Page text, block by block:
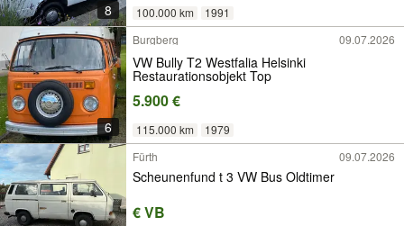
8 100.000 km 1991
6
Burgberg 09.07.2026
VW Bully T2 Westfalia Helsinki
Restaurationsobjekt Top
5.900 €
115.000 km 1979
Fürth 09.07.2026
Scheunenfund t 3 VW Bus Oldtimer
€ VB